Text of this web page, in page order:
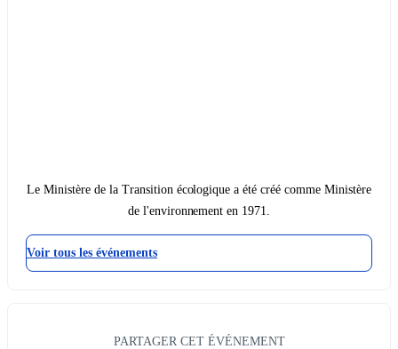
Le Ministère de la Transition écologique a été créé comme Ministère
de l'environnement en 1971.
Voir tous les événements
PARTAGER CET ÉVÉNEMENT